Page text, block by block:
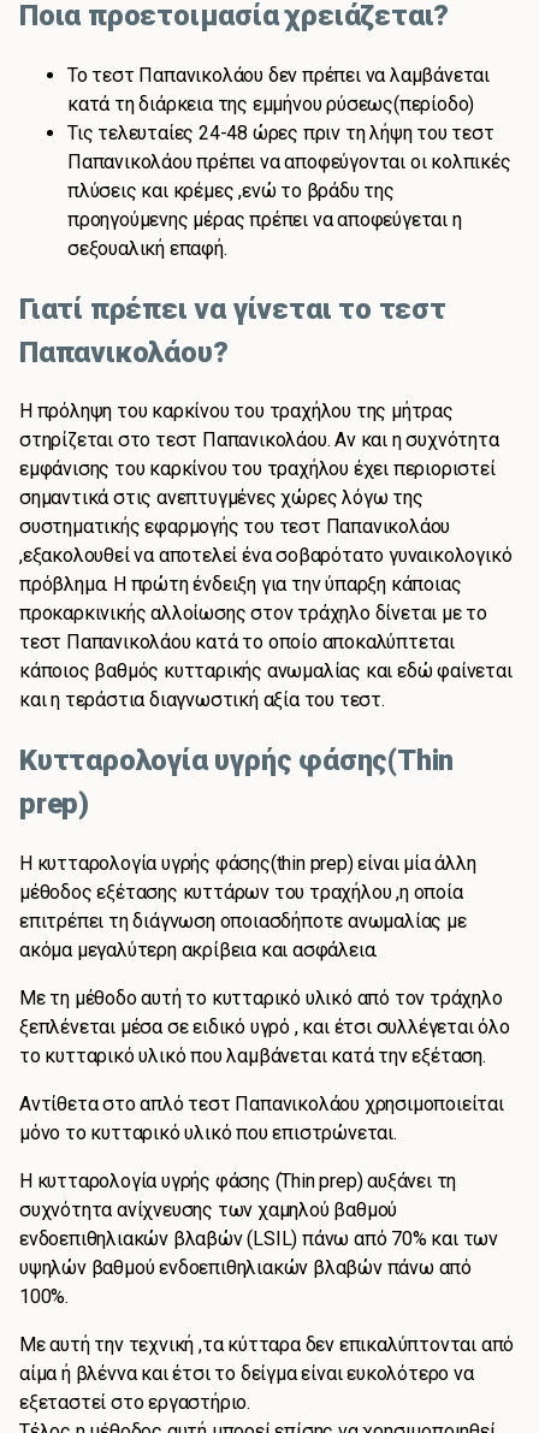
Ποια προετοιμασία χρειάζεται?
Το τεστ Παπανικολάου δεν πρέπει να λαμβάνεται
κατά τη διάρκεια της εμμήνου ρύσεως(περίοδο)
Τις τελευταίες 24-48 ώρες πριν τη λήψη του τεστ
Παπανικολάου πρέπει να αποφεύγονται οι κολπικές
πλύσεις και κρέμες ,ενώ το βράδυ της
προηγούμενης μέρας πρέπει να αποφεύγεται η
σεξουαλική επαφή.
Γιατί πρέπει να γίνεται το τεστ
Παπανικολάου?
Η πρόληψη του καρκίνου του τραχήλου της μήτρας
στηρίζεται στο τεστ Παπανικολάου. Αν και η συχνότητα
εμφάνισης του καρκίνου του τραχήλου έχει περιοριστεί
σημαντικά στις ανεπτυγμένες χώρες λόγω της
συστηματικής εφαρμογής του τεστ Παπανικολάου
,εξακολουθεί να αποτελεί ένα σοβαρότατο γυναικολογικό
πρόβλημα. Η πρώτη ένδειξη για την ύπαρξη κάποιας
προκαρκινικής αλλοίωσης στον τράχηλο δίνεται με το
τεστ Παπανικολάου κατά το οποίο αποκαλύπτεται
κάποιος βαθμός κυτταρικής ανωμαλίας και εδώ φαίνεται
και η τεράστια διαγνωστική αξία του τεστ.
Κυτταρολογία υγρής φάσης(Thin
prep)
Η κυτταρολογία υγρής φάσης(thin prep) είναι μία άλλη
μέθοδος εξέτασης κυττάρων του τραχήλου ,η οποία
επιτρέπει τη διάγνωση οποιασδήποτε ανωμαλίας με
ακόμα μεγαλύτερη ακρίβεια και ασφάλεια.
Με τη μέθοδο αυτή το κυτταρικό υλικό από τον τράχηλο
ξεπλένεται μέσα σε ειδικό υγρό , και έτσι συλλέγεται όλο
το κυτταρικό υλικό που λαμβάνεται κατά την εξέταση.
Αντίθετα στο απλό τεστ Παπανικολάου χρησιμοποιείται
μόνο το κυτταρικό υλικό που επιστρώνεται.
Η κυτταρολογία υγρής φάσης (Thin prep) αυξάνει τη
συχνότητα ανίχνευσης των χαμηλού βαθμού
ενδοεπιθηλιακών βλαβών (LSIL) πάνω από 70% και των
υψηλών βαθμού ενδοεπιθηλιακών βλαβών πάνω από
100%.
Με αυτή την τεχνική ,τα κύτταρα δεν επικαλύπτονται από
αίμα ή βλέννα και έτσι το δείγμα είναι ευκολότερο να
εξεταστεί στο εργαστήριο.